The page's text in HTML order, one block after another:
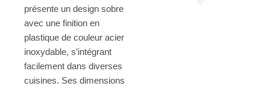
présente un design sobre
avec une finition en
plastique de couleur acier
inoxydable, s’intégrant
facilement dans diverses
cuisines. Ses dimensions